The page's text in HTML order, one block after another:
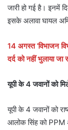
जारी हो गई है। इनमें
इसके अलावा घायल
14 अगस्त ‘विभाजन
दर्द को नहीं भुलाया जा
यूपी के 4 जवानों को
यूपी के 4 जवानों को
आलोक सिंह को PPM